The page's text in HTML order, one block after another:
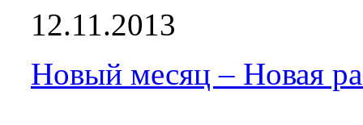
12.11.2013
Новый месяц – Новая